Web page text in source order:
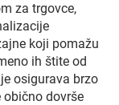
za trgovce,
koji pomažu
ih štite od
osigurava brzo
obično dovrše